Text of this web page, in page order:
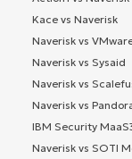
Kace vs Naverisk
Naverisk vs
Naverisk vs Sysaid
Naverisk vs
Naverisk vs
IBM Security
Naverisk vs SOTI